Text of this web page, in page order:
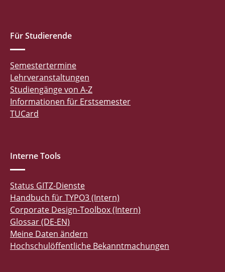
Für Studierende
Semestertermine
Lehrveranstaltungen
Studiengänge von A-Z
Informationen für Erstsemester
TUCard
Interne Tools
Status GITZ-Dienste
Handbuch für TYPO3 (Intern)
Corporate Design-Toolbox (Intern)
Glossar (DE-EN)
Meine Daten ändern
Hochschulöffentliche Bekanntmachungen